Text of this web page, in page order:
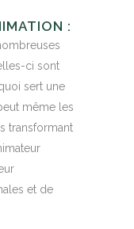
:
ci sont
sert une
même les
transformant
et de